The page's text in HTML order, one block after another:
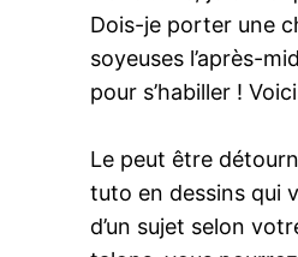
Dois-je porter une
soyeuses l’après-
pour s’habiller !
Le peut être
tuto en dessins qui
d’un sujet selon